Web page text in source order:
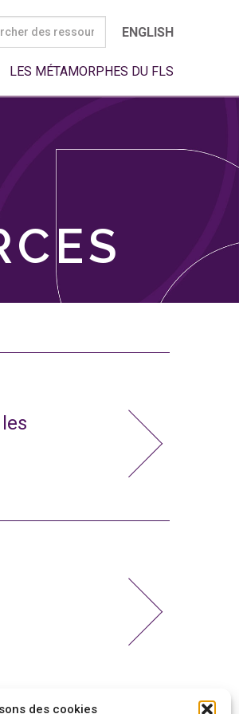
des cookies
ENGLISH
LES MÉTAMORPHES DU FLS